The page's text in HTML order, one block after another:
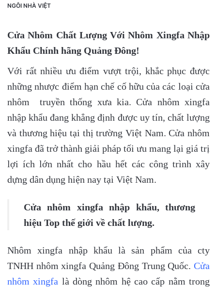
NGÔI NHÀ VIỆT
Cửa Nhôm Chất Lượng Với Nhôm Xingfa Nhập
Khẩu Chính hãng Quảng Đông!
Với rất nhiều ưu điểm vượt trội, khắc phục được
những nhược điểm hạn chế cố hữu của các loại cửa
nhôm truyền thống xưa kia. Cửa nhôm xingfa
nhập khẩu đang khẳng định được uy tín, chất lượng
và thương hiệu tại thị trường Việt Nam. Cửa nhôm
xingfa đã trở thành giải pháp tối ưu mang lại giá trị
lợi ích lớn nhất cho hầu hết các công trình xây
dựng dân dụng hiện nay tại Việt Nam.
Cửa nhôm xingfa nhập khẩu, thương
hiệu Top thế giới về chất lượng.
Nhôm xingfa nhập khẩu là sản phẩm của cty
TNHH nhôm xingfa Quảng Đông Trung Quốc. Cửa
nhôm xingfa là dòng nhôm hệ cao cấp nằm trong